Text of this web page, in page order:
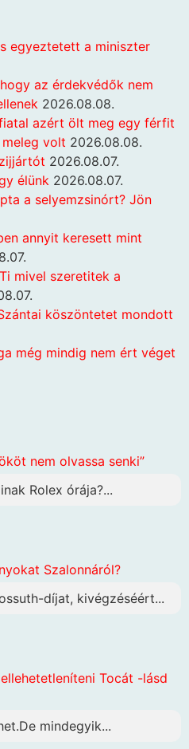
egyeztetett a miniszter
az érdekvédők nem
2026.08.08.
azért ölt meg egy férfit
volt 2026.08.08.
2026.08.07.
élünk 2026.08.07.
a selyemzsinórt? Jön
annyit keresett mint
mivel szeretitek a
köszöntetet mondott
még mindig nem ért véget
nem olvassa senki”
Rolex órája?...
Szalonnáról?
díjat, kivégzéséért...
Tocát -lásd
mindegyik...